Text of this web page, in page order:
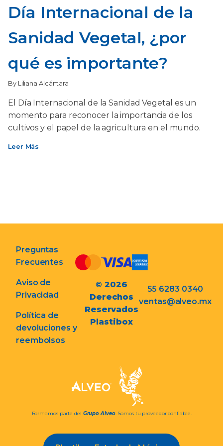
Día Internacional de la
Sanidad Vegetal, ¿por
qué es importante?
By Liliana Alcántara
El Día Internacional de la Sanidad Vegetal es un
momento para reconocer la importancia de los
cultivos y el papel de la agricultura en el mundo.
Leer Más
Preguntas
Frecuentes
Aviso de
Privacidad
Política de
devoluciones y
reembolsos
© 2026
Derechos
Reservados
Plastibox
55 6283 0340
ventas@alveo.mx
Formamos parte del Grupo Alveo. Somos tu proveedor confiable.